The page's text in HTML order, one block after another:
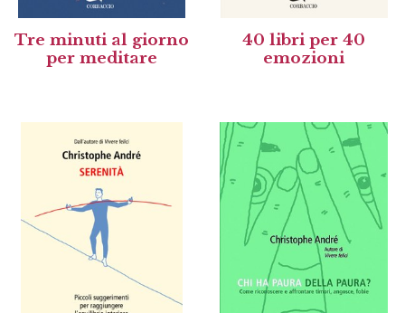
Tre minuti al giorno
per meditare
40 libri per 40
emozioni